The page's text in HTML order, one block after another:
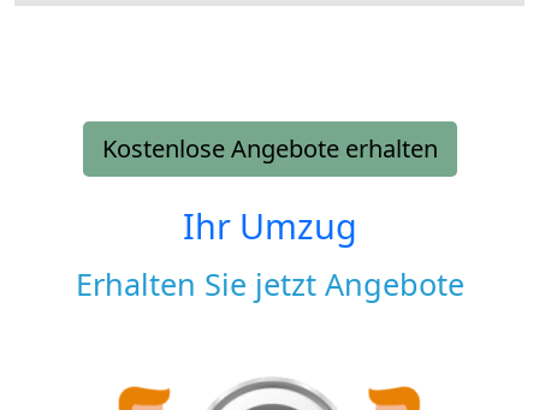
Kostenlose Angebote erhalten
Ihr Umzug
Erhalten Sie jetzt Angebote